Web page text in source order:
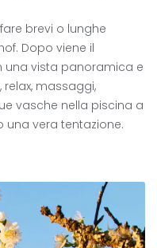
brevi o lunghe
Dopo viene il
una vista panoramica e
massaggi,
vasche nella piscina a
una vera tentazione.